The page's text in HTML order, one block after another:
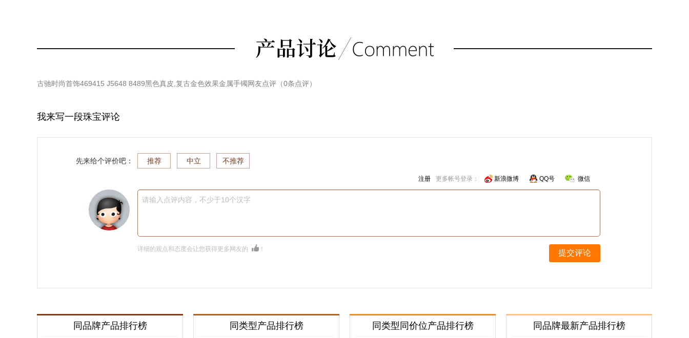
古驰时尚首饰469415 J5648 8489黑色真皮,复古金色效果金属手镯网友点评（0条点评）
我来写一段珠宝评论
先来给个评价吧： 推荐 中立 不推荐
注册 更多帐号登录： 新浪微博 QQ号 微信
请输入点评内容，不少于10个汉字
详细的观点和态度会让您获得更多网友的 ！ 提交评论
同品牌产品排行榜 同类型产品排行榜 同类型同价位产品排行榜 同品牌最新产品排行榜